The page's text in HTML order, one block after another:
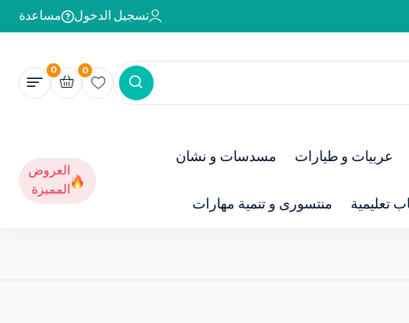
تسجيل الدخول مساعدة
0
0
عربيات و طيارات مسدسات و نشان
تعليمية منتسورى و تنمية مهارات
العروض
المميزة